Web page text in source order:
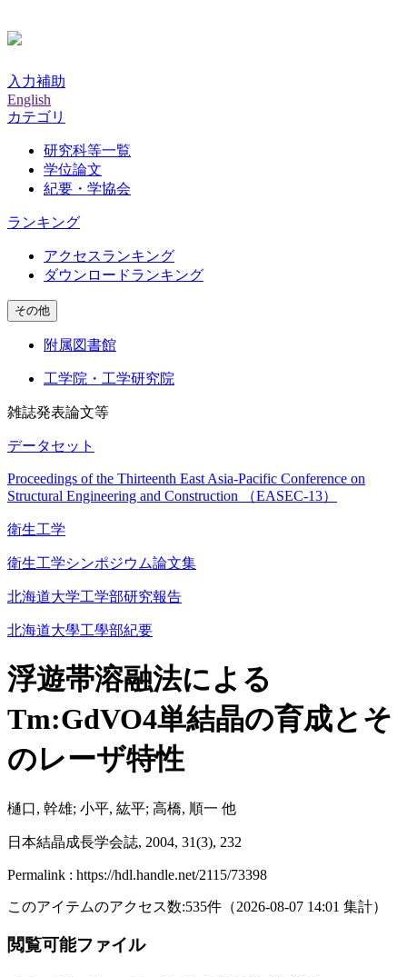
入力補助
English
カテゴリ
研究科等一覧
学位論文
紀要・学協会
ランキング
アクセスランキング
ダウンロードランキング
その他
附属図書館
工学院・工学研究院
雑誌発表論文等
データセット
Proceedings of the Thirteenth East Asia-Pacific Conference on
Structural Engineering and Construction （EASEC-13）
衛生工学
衛生工学シンポジウム論文集
北海道大学工学部研究報告
北海道大學工學部紀要
浮遊帯溶融法による
Tm:GdVO4単結晶の育成とそ
のレーザ特性
樋口, 幹雄; 小平, 紘平; 高橋, 順一 他
日本結晶成長学会誌, 2004, 31(3), 232
Permalink : https://hdl.handle.net/2115/73398
このアイテムのアクセス数:535件 （2026-08-07 14:01 集計）
閲覧可能ファイル